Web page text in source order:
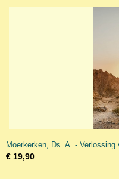
Moerkerken, Ds. A. - Verlossing
€ 19,90